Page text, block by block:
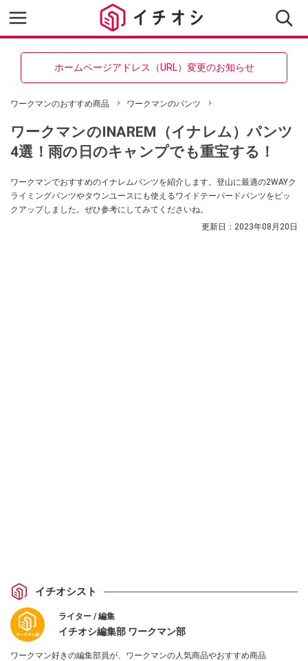
ホームページアドレス（URL）変更のお知らせ
ワークマンのおすすめ商品 ワークマンのパンツ
ワークマンのINAREM（イナレム）パンツ
4選！雨の日のキャンプでも重宝する！
ワークマンでおすすめのイナレムパンツを紹介します。登山に最適の2WAYク
ライミングパンツやタウンユースにも使えるワイドテーパードパンツをピッ
クアップしました。ぜひ参考にしてみてくださいね。
更新日： 2023年08月20日
イチオシスト
ライター / 編集
イチオシ編集部 ワークマン部
ワークマン好きの編集部員が、ワークマンの人気商品やおすすめ商品